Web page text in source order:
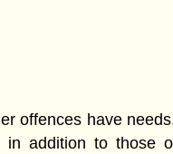
offences have
in addition to those